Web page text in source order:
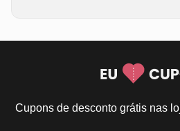
Cupons de desconto grátis nas